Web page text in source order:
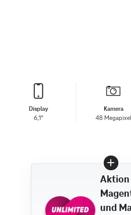
Display
6,1"
Kamera
48 Megapixel
Aktion
und